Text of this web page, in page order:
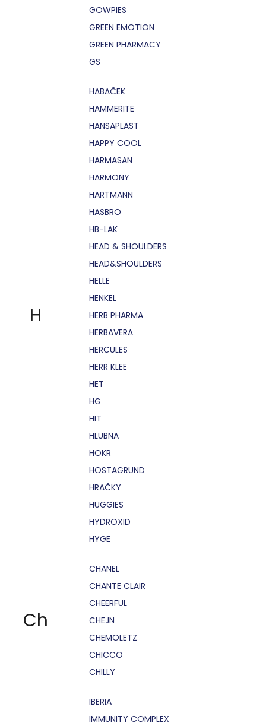
GOWPIES
GREEN EMOTION
GREEN PHARMACY
GS
H
HABAČEK
HAMMERITE
HANSAPLAST
HAPPY COOL
HARMASAN
HARMONY
HARTMANN
HASBRO
HB-LAK
HEAD & SHOULDERS
HEAD&SHOULDERS
HELLE
HENKEL
HERB PHARMA
HERBAVERA
HERCULES
HERR KLEE
HET
HG
HIT
HLUBNA
HOKR
HOSTAGRUND
HRAČKY
HUGGIES
HYDROXID
HYGE
Ch
CHANEL
CHANTE CLAIR
CHEERFUL
CHEJN
CHEMOLETZ
CHICCO
CHILLY
IBERIA
IMMUNITY COMPLEX